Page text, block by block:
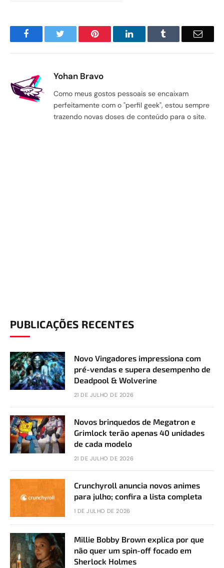
Facebook Pinterest LinkedIn Email
Yohan Bravo
Como meus gostos pessoais se encaixam
perfeitamente com o "perfil geek", estou sempre
trazendo novas doses de conteúdo para o site.
PUBLICAÇÕES RECENTES
Novo Vingadores impressiona com
pré-vendas e supera desempenho de
Deadpool & Wolverine
21 DE JULHO DE 2026
Novos brinquedos de Megatron e
Grimlock terão apenas 40 unidades
de cada modelo
21 DE JULHO DE 2026
Crunchyroll anuncia novos animes
para julho; confira a lista completa
1 DE JULHO DE 2026
Millie Bobby Brown explica por que
não quer um spin-off focado em
Sherlock Holmes